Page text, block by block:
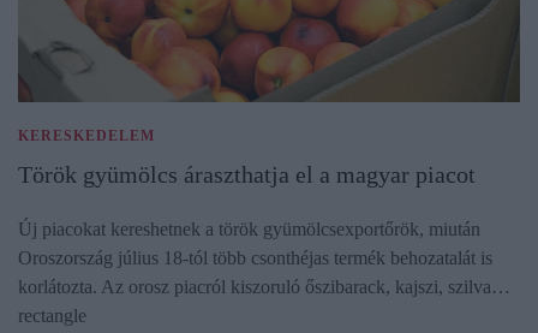
KERESKEDELEM
Török gyümölcs áraszthatja el a magyar piacot
Új piacokat kereshetnek a török gyümölcsexportőrök, miután
Oroszország július 18-tól több csonthéjas termék behozatalát is
korlátozta. Az orosz piacról kiszoruló őszibarack, kajszi, szilva…
rectangle